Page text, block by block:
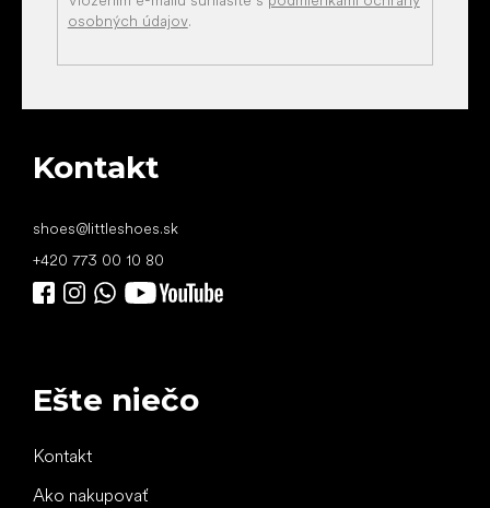
osobných údajov.
Kontakt
shoes@littleshoes.sk
+420 773 00 10 80
Ešte niečo
Kontakt
Ako nakupovať